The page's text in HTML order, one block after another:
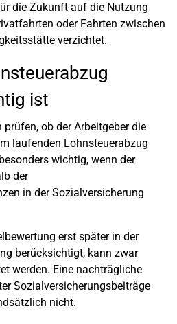
die Zukunft auf die Nutzung
oder Fahrten zwischen
verzichtet.
ist
ob der Arbeitgeber die
laufenden Lohnsteuerabzug
wichtig, wenn der
der
in der Sozialversicherung
erst später in der
berücksichtigt, kann zwar
werden. Eine nachträgliche
Sozialversicherungsbeiträge
nicht.